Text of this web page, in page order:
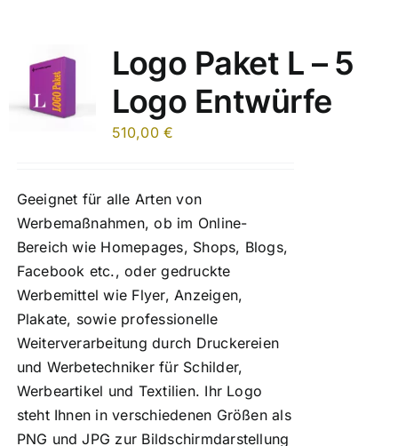
Logo Paket L – 5
Logo Entwürfe
510,00€
Geeignet für alle Arten von
Werbemaßnahmen, ob im Online-
Bereich wie Homepages, Shops, Blogs,
Facebook etc., oder gedruckte
Werbemittel wie Flyer, Anzeigen,
Plakate, sowie professionelle
Weiterverarbeitung durch Druckereien
und Werbetechniker für Schilder,
Werbeartikel und Textilien. Ihr Logo
steht Ihnen in verschiedenen Größen als
PNG und JPG zur Bildschirmdarstellung